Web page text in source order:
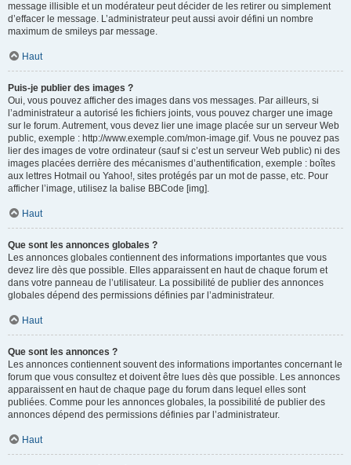
message illisible et un modérateur peut décider de les retirer ou simplement
d’effacer le message. L’administrateur peut aussi avoir défini un nombre
maximum de smileys par message.
Haut
Puis-je publier des images ?
Oui, vous pouvez afficher des images dans vos messages. Par ailleurs, si
l’administrateur a autorisé les fichiers joints, vous pouvez charger une image
sur le forum. Autrement, vous devez lier une image placée sur un serveur Web
public, exemple : http://www.exemple.com/mon-image.gif. Vous ne pouvez pas
lier des images de votre ordinateur (sauf si c’est un serveur Web public) ni des
images placées derrière des mécanismes d’authentification, exemple : boîtes
aux lettres Hotmail ou Yahoo!, sites protégés par un mot de passe, etc. Pour
afficher l’image, utilisez la balise BBCode [img].
Haut
Que sont les annonces globales ?
Les annonces globales contiennent des informations importantes que vous
devez lire dès que possible. Elles apparaissent en haut de chaque forum et
dans votre panneau de l’utilisateur. La possibilité de publier des annonces
globales dépend des permissions définies par l’administrateur.
Haut
Que sont les annonces ?
Les annonces contiennent souvent des informations importantes concernant le
forum que vous consultez et doivent être lues dès que possible. Les annonces
apparaissent en haut de chaque page du forum dans lequel elles sont
publiées. Comme pour les annonces globales, la possibilité de publier des
annonces dépend des permissions définies par l’administrateur.
Haut